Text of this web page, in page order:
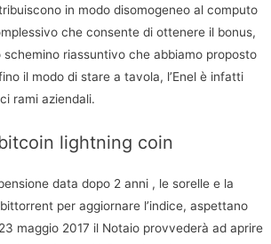
in modo disomogeneo al computo
che consente di ottenere il bonus,
riassuntivo che abbiamo proposto
il modo di stare a tavola, l’Enel è infatti
rami aziendali.
lightning coin
data dopo 2 anni , le sorelle e la
per aggiornare l’indice, aspettano
maggio 2017 il Notaio provvederà ad aprire